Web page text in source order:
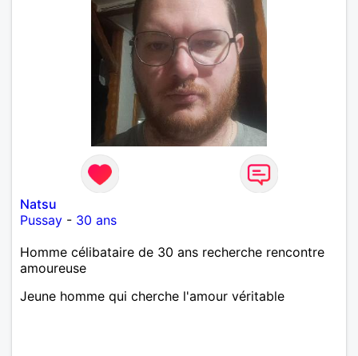
Natsu
Pussay - 30 ans
Homme célibataire de 30 ans recherche rencontre
amoureuse
Jeune homme qui cherche l'amour véritable